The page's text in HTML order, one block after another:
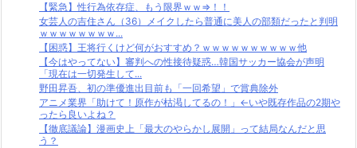
【緊急】性行為依存症、もう限界ｗｗ⇒！！
女芸人の吉住さん（36）メイクしたら普通に美人の部類だったと判明
ｗｗｗｗｗｗｗｗ...
【困惑】王将行くけど何がおすすめ？ｗｗｗｗｗｗｗｗｗｗ他
【今はやってない】審判への性接待疑惑…韓国サッカー協会が声明
「現在は一切発生して...
野田昇吾、初の準優進出目前も「一回希望」で賞典除外
アニメ業界「助けて！原作が枯渇してるの！」←いや既存作品の2期や
ったら良いよね？
【徹底議論】漫画史上「最大のやらかし展開」って結局なんだと思
う？